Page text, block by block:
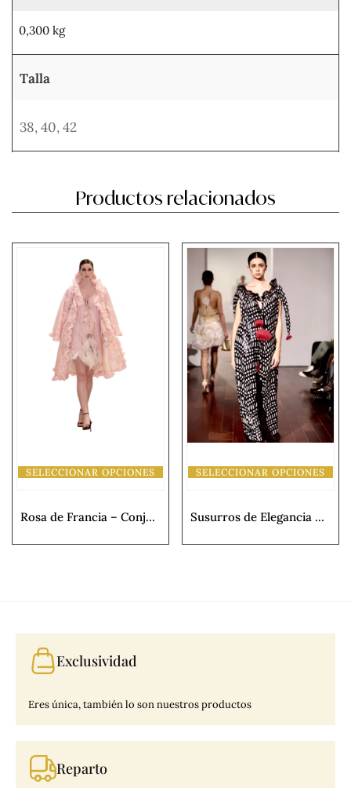
0,300 kg
Talla
38,40,42
Productos relacionados
SELECCIONAR OPCIONES
Rosa de Francia – Conjunto de Alta Costura con Capa de Volantes y Vestido Lencero
SELECCIONAR OPCIONES
Susurros de Elegancia – Vestido Largo de Lentejuelas con Amapolas Artesanales
Exclusividad
Eres única, también lo son nuestros productos
Reparto